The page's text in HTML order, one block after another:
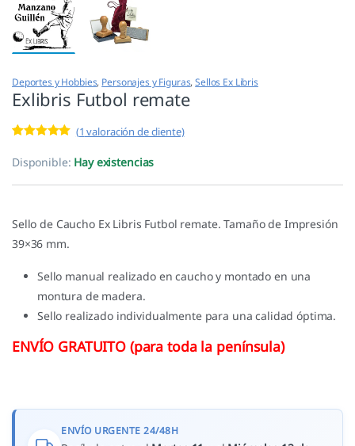
Deportes y Hobbies, Personajes y Figuras,Sellos Ex Libris
Exlibris Futbol remate
5.00de 5 en
base a
(1 valoración de cliente)
Disponible: Hay existencias
Sello de Caucho Ex Libris Futbol remate. Tamaño de Impresión
39×36 mm.
Sello manual realizado en caucho y montado en una
montura de madera.
Sello realizado individualmente para una calidad óptima.
ENVÍO GRATUITO (para toda la península)
ENVÍO URGENTE 24/48H